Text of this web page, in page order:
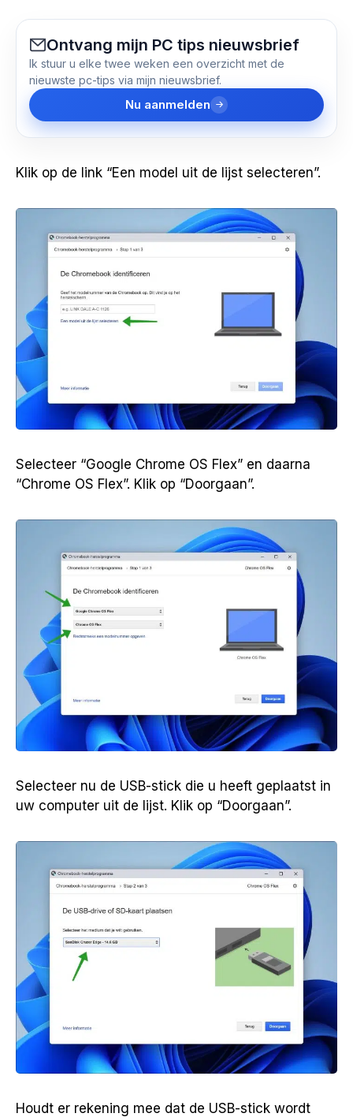
Ontvang mijn PC tips nieuwsbrief
Ik stuur u elke twee weken een overzicht met de
nieuwste pc-tips via mijn nieuwsbrief.
Nu aanmelden
Klik op de link “Een model uit de lijst selecteren”.
Selecteer “Google Chrome OS Flex” en daarna
“Chrome OS Flex”. Klik op “Doorgaan”.
Selecteer nu de USB-stick die u heeft geplaatst in
uw computer uit de lijst. Klik op “Doorgaan”.
Houdt er rekening mee dat de USB-stick wordt